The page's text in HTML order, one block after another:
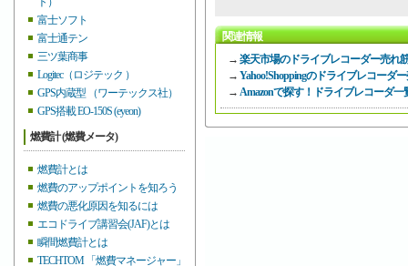
富士ソフト
富士通テン
三ツ葉商事
Logitec（ロジテック ）
GPS内蔵型 （ワーテックス社）
GPS搭載 EO-150S (eyeon)
燃費計 (燃費メータ)
燃費計とは
燃費のアップポイントを知ろう
燃費の悪化原因を知るには
エコドライブ講習会(JAF)とは
瞬間燃費計とは
TECHTOM 「燃費マネージャー」
関連情報
→ 楽天市場のドライブレコーダー売れ
→ Yahoo!Shoppingのドライブレコーダ
→ Amazonで探す！ドライブレコーダ一